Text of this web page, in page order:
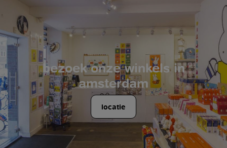
bezoek onze winkels in
amsterdam
locatie